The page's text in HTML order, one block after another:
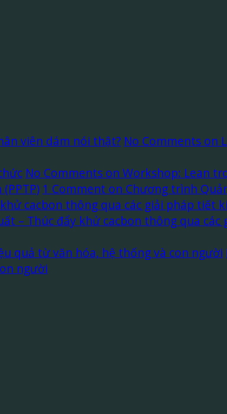
viên dám nói thật? No Comments on
No Comments on Workshop: Lean
1 Comment on Chương trình
cacbon thông qua các giải pháp tiết
– Thúc đẩy khử cacbon thông qua
quả từ văn hóa, hệ thống và con người
người